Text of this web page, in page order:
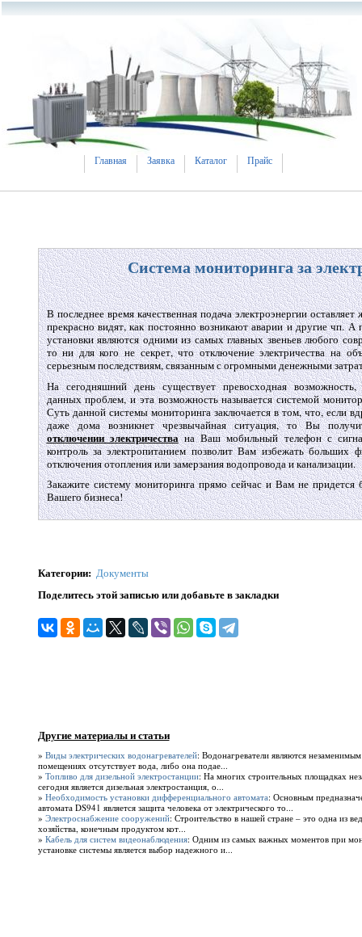
Главная Заявка Каталог Прайс
Система мониторинга за
В последнее время качественная подача электроэнергии оставляет
прекрасно видят, как постоянно возникают аварии и другие чп. А
установки являются одними из самых главных звеньев любого
то ни для кого не секрет, что отключение электричества на
серьезным последствиям, связанным с огромными денежными
На сегодняшний день существует превосходная
данных проблем, и эта возможность называется системой
Суть данной системы мониторинга заключается в том, что, если
даже дома возникнет чрезвычайная ситуация, то Вы
отключении электричествана Ваш мобильный телефон с
контроль за электропитанием позволит Вам избежать больших
отключения отопления или замерзания водопровода и канализации.
Закажите систему мониторинга прямо сейчас и Вам не придется
Вашего бизнеса!
Категории: Документы
Поделитесь этой записью или добавьте в закладки
Другие материалы и статьи
» Виды электрических водонагревателей: Водонагреватели являются
помещениях отсутствует вода, либо она подае...
» Топливо для дизельной электростанции: На многих строительных площадках
сегодня является дизельная электростанция, о...
» Необходимость установки дифференциального автомата: Основным
автомата DS941 является защита человека от электрического то...
» Электроснабжение сооружений: Строительство в нашей стране – это одна из
хозяйства, конечным продуктом кот...
» Кабель для систем видеонаблюдения: Одним из самых важных моментов при
установке системы является выбор надежного и...